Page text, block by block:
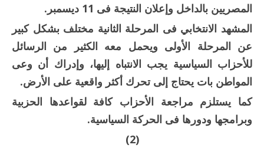
المصريين بالداخل وإعلان النتيجة فى 11 ديسمبر.
المشهد الانتخابي فى المرحلة الثانية مختلف بشكل كبير
عن المرحلة الأولى ويحمل معه الكثير من الرسائل
للأحزاب السياسية يجب الانتباه إليها، وإدراك أن وعى
المواطن بات يحتاج إلى تحرك أكثر واقعية على الأرض.
كما يستلزم مراجعة الأحزاب كافة لقواعدها الحزبية
وبرامجها ودورها فى الحركة السياسية.